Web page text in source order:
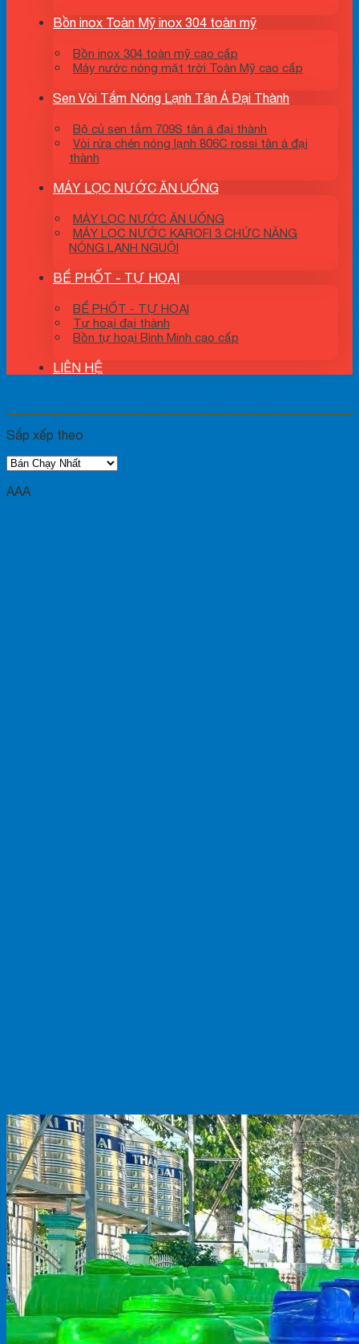
Bồn inox Toàn Mỹ inox 304 toàn mỹ
Bồn inox 304 toàn mỹ cao cấp
Máy nước nóng mặt trời Toàn Mỹ cao cấp
Sen Vòi Tắm Nóng Lạnh Tân Á Đại Thành
Bộ củ sen tắm 709S tân á đại thành
Vòi rửa chén nóng lạnh 806C rossi tân á đại
thành
MÁY LỌC NƯỚC ĂN UỐNG
MÁY LỌC NƯỚC ĂN UỐNG
MÁY LỌC NƯỚC KAROFI 3 CHỨC NĂNG
NÓNG LẠNH NGUỘI
BỂ PHỐT - TỰ HOẠI
BỂ PHỐT - TỰ HOẠI
Tự hoại đại thành
Bồn tự hoại Bình Minh cao cấp
LIÊN HỆ
Sắp xếp theo
AAA